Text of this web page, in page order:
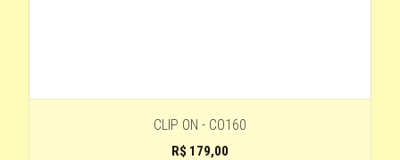
CLIP ON - CO160
R$ 179,00